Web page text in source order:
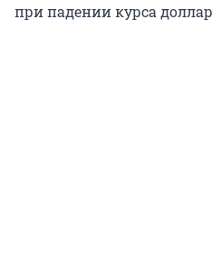
при падении курса